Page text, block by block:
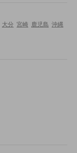
大分 宮崎 鹿児島 沖縄